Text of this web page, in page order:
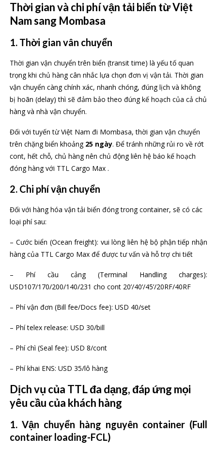
Thời gian và chi phí vận tải biển từ Việt
Nam sang Mombasa
1. Thời gian vân chuyển
Thời gian vận chuyển trên biển (transit time) là yếu tố quan
trọng khi chủ hàng cân nhắc lựa chọn đơn vị vận tải. Thời gian
vận chuyển càng chính xác, nhanh chóng, đúng lịch và không
bị hoãn (delay) thì sẽ đảm bảo theo đúng kế hoạch của cả chủ
hàng và nhà vận chuyển.
Đối với tuyến từ Việt Nam đi Mombasa, thời gian vận chuyển
trên chặng biển khoảng 25 ngày. Để tránh những rủi ro về rớt
cont, hết chỗ, chủ hàng nên chủ động liên hệ báo kế hoạch
đóng hàng với TTL Cargo Max .
2. Chi phí vận chuyển
Đối với hàng hóa vận tải biển đóng trong container, sẽ có các
loại phí sau:
– Cước biển (Ocean freight): vui lòng liên hệ bộ phận tiếp nhận
hàng của TTL Cargo Max để được tư vấn và hỗ trợ chi tiết
– Phí cầu cảng (Terminal Handling charges):
USD107/170/200/140/231 cho cont 20’/40’/45’/20RF/40RF
– Phí vận đơn (Bill fee/Docs fee): USD 40/set
– Phí telex release: USD 30/bill
– Phí chì (Seal fee): USD 8/cont
– Phí khai ENS: USD 35/lô hàng
Dịch vụ của TTL đa dạng, đáp ứng mọi
yêu cầu của khách hàng
1. Vận chuyển hàng nguyên container (Full
container loading-FCL)